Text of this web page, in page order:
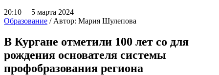
20:10 5 марта 2024
Образование / Автор: Мария Шулепова
В Кургане отметили 100 лет со для
рождения основателя системы
профобразования региона